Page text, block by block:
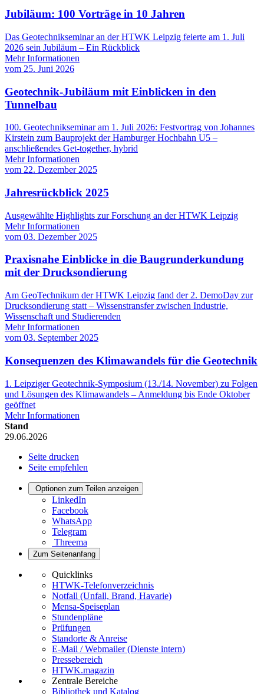
Jubiläum: 100 Vorträge in 10 Jahren
Das Geotechnikseminar an der HTWK Leipzig feierte am 1. Juli
2026 sein Jubiläum – Ein Rückblick
Mehr Informationen
vom 25. Juni 2026
Geotechnik-Jubiläum mit Einblicken in den
Tunnelbau
100. Geotechnikseminar am 1. Juli 2026: Festvortrag von Johannes
Kirstein zum Bauprojekt der Hamburger Hochbahn U5 –
anschließendes Get-together, hybrid
Mehr Informationen
vom 22. Dezember 2025
Jahresrückblick 2025
Ausgewählte Highlights zur Forschung an der HTWK Leipzig
Mehr Informationen
vom 03. Dezember 2025
Praxisnahe Einblicke in die Baugrunderkundung
mit der Drucksondierung
Am GeoTechnikum der HTWK Leipzig fand der 2. DemoDay zur
Drucksondierung statt – Wissenstransfer zwischen Industrie,
Wissenschaft und Studierenden
Mehr Informationen
vom 03. September 2025
Konsequenzen des Klimawandels für die Geotechnik
1. Leipziger Geotechnik-Symposium (13./14. November) zu Folgen
und Lösungen des Klimawandels – Anmeldung bis Ende Oktober
geöffnet
Mehr Informationen
Stand
29.06.2026
Seite drucken
Seite empfehlen
Optionen zum Teilen anzeigen
LinkedIn
Facebook
WhatsApp
Telegram
Threema
Zum Seitenanfang
Quicklinks
HTWK-Telefonverzeichnis
Notfall (Unfall, Brand, Havarie)
Mensa-Speiseplan
Stundenpläne
Prüfungen
Standorte & Anreise
E-Mail / Webmailer (Dienste intern)
Pressebereich
HTWK.magazin
Zentrale Bereiche
Bibliothek und Katalog